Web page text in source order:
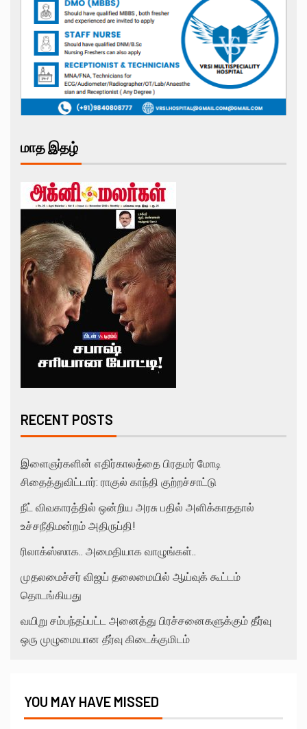
மாத இதழ்
RECENT POSTS
இளைஞர்களின் எதிர்காலத்தை பிரதமர் மோடி
சிதைத்துவிட்டார்: ராகுல் காந்தி குற்றச்சாட்டு
நீட் விவகாரத்தில் ஒன்றிய அரசு பதில் அளிக்காததால்
உச்சநீதிமன்றம் அதிருப்தி!
ரிலாக்ஸ்ஸாக.. அமைதியாக வாழுங்கள்..
முதலமைச்சர் விஜய் தலைமையில் ஆய்வுக் கூட்டம்
தொடங்கியது
வயிறு சம்பந்தப்பட்ட அனைத்து பிரச்சனைகளுக்கும் தீர்வு
ஒரு முழுமையான தீர்வு கிடைக்குமிடம்
YOU MAY HAVE MISSED